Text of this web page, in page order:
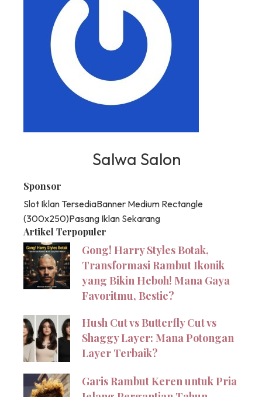
Salwa Salon
Sponsor
Slot Iklan TersediaBanner Medium Rectangle
(300x250)Pasang Iklan Sekarang
Artikel Terpopuler
Gong! Harry Styles Botak,
Transformasi Rambut Ikonik
yang Bikin Heboh! Mana Gaya
Favoritmu, Bestie?
Hush Cut vs Butterfly Cut vs
Shaggy Layer: Mana Potongan
Layer Terbaik?
Garis Rambut Keren untuk Pria